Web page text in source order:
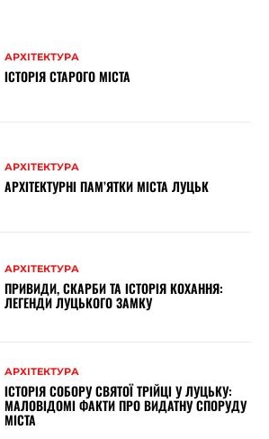
АРХІТЕКТУРА
ІСТОРІЯ СТАРОГО МІСТА
АРХІТЕКТУРА
АРХІТЕКТУРНІ ПАМ’ЯТКИ МІСТА ЛУЦЬК
АРХІТЕКТУРА
ПРИВИДИ, СКАРБИ ТА ІСТОРІЯ КОХАННЯ:
ЛЕГЕНДИ ЛУЦЬКОГО ЗАМКУ
АРХІТЕКТУРА
ІСТОРІЯ СОБОРУ СВЯТОЇ ТРІЙЦІ У ЛУЦЬКУ:
МАЛОВІДОМІ ФАКТИ ПРО ВИДАТНУ СПОРУДУ
МІСТА